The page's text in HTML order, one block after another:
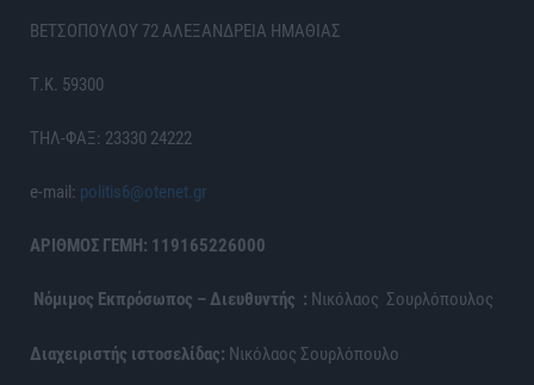
ΒΕΤΣΟΠΟΥΛΟΥ 72 ΑΛΕΞΑΝΔΡΕΙΑ ΗΜΑΘΙΑΣ
Τ.Κ. 59300
ΤΗΛ-ΦΑΞ: 23330 24222
e-mail: politis6@otenet.gr
ΑΡΙΘΜΟΣ ΓΕΜΗ: 119165226000
Νόμιμος Εκπρόσωπος – Διευθυντής : Νικόλαος Σουρλόπουλος
Διαχειριστής ιστοσελίδας: Νικόλαος Σουρλόπουλο